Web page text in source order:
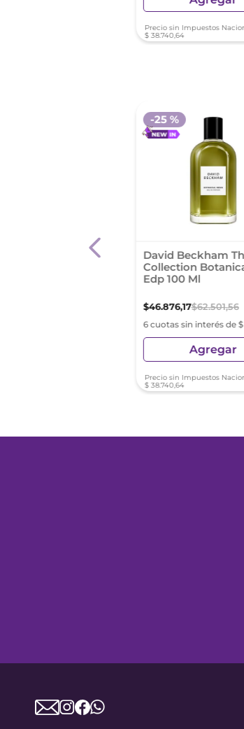
Precio sin Impuestos
$ 38.740,64
Kevin Black Para
David Beckham
Collection
Edp 100 Ml
$46.876,17$62.501,56
6 cuotas sin interés de $
-25 %
Agregar
Precio sin Impuestos
$ 38.740,64